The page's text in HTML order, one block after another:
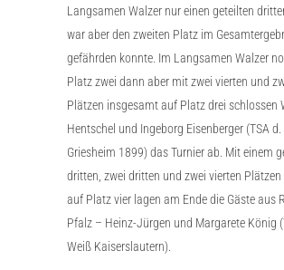
Langsamen Walzer nur einen geteilten
war aber den zweiten Platz im
gefährden konnte. Im Langsamen Walzer
Platz zwei dann aber mit zwei vierten und
Plätzen insgesamt auf Platz drei schlossen
Hentschel und Ingeborg Eisenberger (TSA d.
Griesheim 1899) das Turnier ab. Mit einem
dritten, zwei dritten und zwei vierten
auf Platz vier lagen am Ende die Gäste aus
Pfalz – Heinz-Jürgen und Margarete König
Weiß Kaiserslautern).